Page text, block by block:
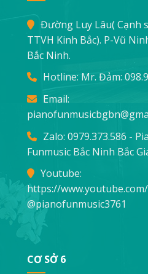
Đường Luy Lâu( Cạnh
TTVH Kinh Bắc). P-Vũ
Bắc Ninh.
Hotline: Mr. Đảm:
Email:
Zalo: 0979.373.586 -
Funmusic Bắc Ninh Bắc
Youtube:
https://www.youtube.com/
@pianofunmusic3761
CƠ SỞ 6